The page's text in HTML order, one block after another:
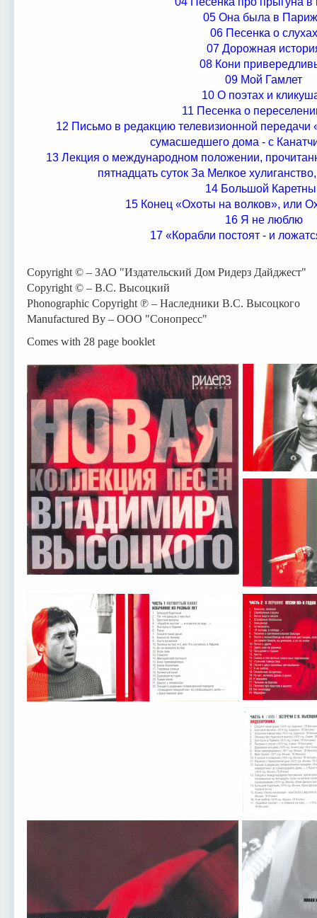
05 Она была в
06 Песенка о слухах
07 Дорожная
08 Кони
09 Мой Гамлет
10 О поэтах и
11 Песенка о
12 Письмо в редакцию телевизионной передачи
сумасшедшего дома - с
13 Лекция о международном положении,
пятнадцать суток За Мелкое
14 Большой
15 Конец «Охоты на волков», или
16 Я не люблю
17 «Корабли постоят - и
Copyright © – ЗАО "Издательский Дом Ридерз Дайджест"
Copyright © – В.С. Высоцкий
Phonographic Copyright ℗ – Наследники В.С. Высоцкого
Manufactured By – ООО "Сонопресс"
Comes with 28 page booklet